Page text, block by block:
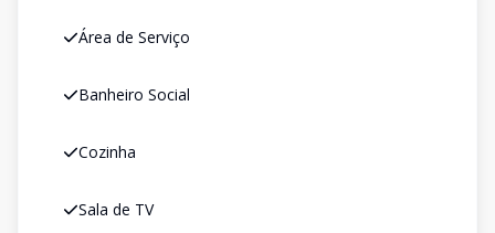
Área de Serviço
Banheiro Social
Cozinha
Sala de TV